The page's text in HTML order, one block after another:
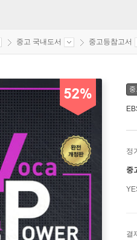
중고 국내도서 중고등참고서
52%
정
중
결